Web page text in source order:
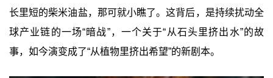
长里短的柴米油盐，那可就小瞧了。这背后，是持续扰动全
球产业链的一场“暗战”，一个关于“从石头里挤出水”的故
事，如今演变成了“从植物里挤出希望”的新剧本。